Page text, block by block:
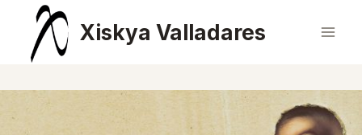
Saltar
contenido
Xiskya Valladares